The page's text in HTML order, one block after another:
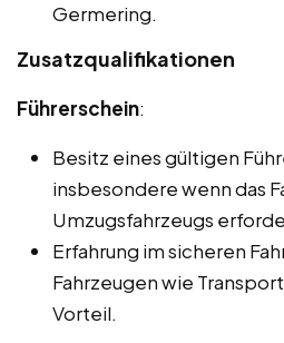
Germering.
Zusatzqualifikationen
Führerschein:
Besitz eines gültigen
insbesondere wenn das
Umzugsfahrzeugs
Erfahrung im sicheren
Fahrzeugen wie
Vorteil.